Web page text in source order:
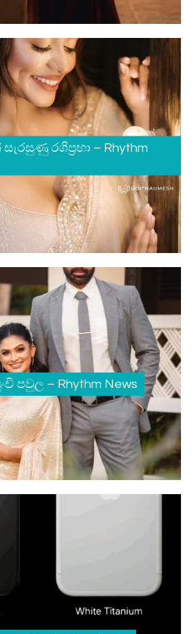
රශිප්‍රභා – Rhythm
පවුල – Rhythm News